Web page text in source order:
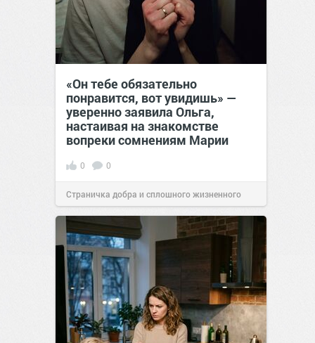
«Он тебе обязательно
понравится, вот увидишь» —
уверенно заявила Ольга,
настаивая на знакомстве
вопреки сомнениям Марии
0 0
Страничка добра и сплошного жизненного
позитива!12:38Сегодня